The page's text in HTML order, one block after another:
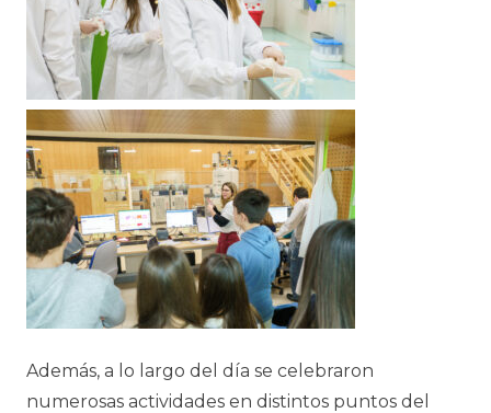
Además, a lo largo del día se celebraron
numerosas actividades en distintos puntos del